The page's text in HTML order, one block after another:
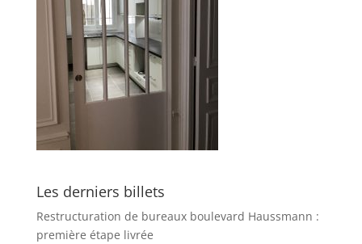
Les derniers billets
Restructuration de bureaux boulevard Haussmann :
première étape livrée